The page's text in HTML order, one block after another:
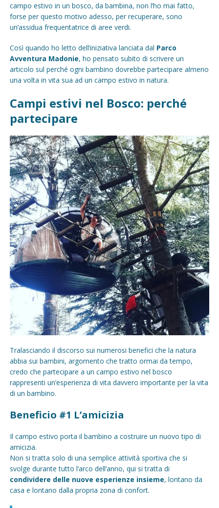
campo estivo in un bosco, da bambina, non l’ho mai fatto,
forse per questo motivo adesso, per recuperare, sono
un’assidua frequentatrice di aree verdi.
Così quando ho letto dell’iniziativa lanciata dal Parco
Avventura Madonie, ho pensato subito di scrivere un
articolo sul perché ogni bambino dovrebbe partecipare almeno
una volta in vita sua ad un campo estivo in natura.
Campi estivi nel Bosco: perché
partecipare
Tralasciando il discorso sui numerosi benefici che la natura
abbia sui bambini, argomento che tratto ormai da tempo,
credo che partecipare a un campo estivo nel bosco
rappresenti un’esperienza di vita davvero importante per la vita
di un bambino.
Beneficio #1 L’amicizia
Il campo estivo porta il bambino a costruire un nuovo tipo di
amicizia.
Non si tratta solo di una semplice attività sportiva che si
svolge durante tutto l’arco dell’anno, qui si tratta di
condividere delle nuove esperienze insieme, lontano da
casa e lontano dalla propria zona di confort.